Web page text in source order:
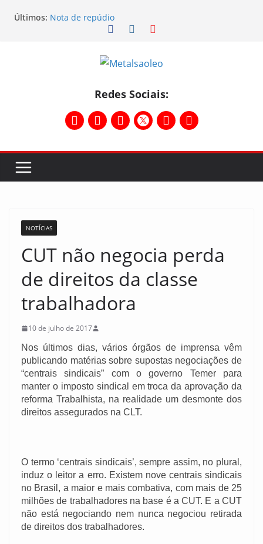
Últimos: Nota de repúdio
Conselho Diretivo da CNM/CUT debate indústria e
Physioclinic: parceira do Sindicato
Assembleia na Taurus – Campanha salarial
Assembleia na Taurus fortalece campanha
salarial e mostra a força da categoria que exige
reajuste
Redes Sociais:
NOTÍCIAS
CUT não negocia perda
de direitos da classe
trabalhadora
10 de julho de 2017
Nos últimos dias, vários órgãos de imprensa vêm
publicando matérias sobre supostas negociações de
“centrais sindicais” com o governo Temer para
manter o imposto sindical em troca da aprovação da
reforma Trabalhista, na realidade um desmonte dos
direitos assegurados na CLT.
O termo ‘centrais sindicais’, sempre assim, no plural,
induz o leitor a erro. Existem nove centrais sindicais
no Brasil, a maior e mais combativa, com mais de 25
milhões de trabalhadores na base é a CUT. E a CUT
não está negociando nem nunca negociou retirada
de direitos dos trabalhadores.